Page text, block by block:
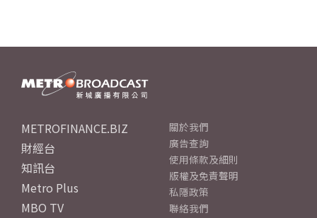
METROFINANCE.BIZ
財經台
知訊台
Metro Plus
MBO TV
關於我們
廣告查詢
使用條款及細則
版權及免責聲明
私隱政策
聯絡我們